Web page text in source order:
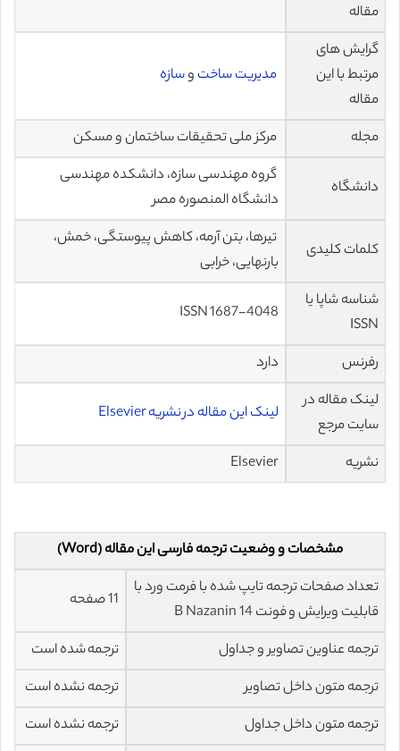
مقاله
گرایش های
مرتبط با این
مقاله
مدیریت ساخت وسازه
مجله مرکز ملی تحقیقات ساختمان و مسکن
دانشگاه
گروه مهندسی سازه، دانشکده مهندسی
دانشگاه المنصوره مصر
کلمات کلیدی
تیرها، بتن آرمه، کاهش پیوستگی، خمش،
بارنهایی، خرابی
شناسه شاپا یا
ISSN
ISSN 1687-4048
رفرنس
دارد
لینک مقاله در
سایت مرجع
لینک این مقاله در نشریه Elsevier
نشریه Elsevier
مشخصات و وضعیت ترجمه فارسی این مقاله (Word)
تعداد صفحات ترجمه تایپ شده با فرمت ورد با
قابلیت ویرایش و فونت 14 B Nazanin
11 صفحه
ترجمه عناوین تصاویر و جداول
ترجمه شده است
ترجمه متون داخل تصاویر
ترجمه نشده است
ترجمه متون داخل جداول
ترجمه نشده است